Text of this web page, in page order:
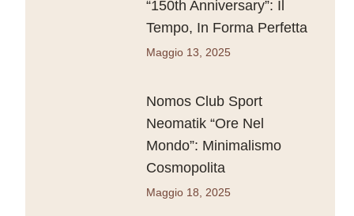
“150th Anniversary”: Il
Tempo, In Forma Perfetta
Maggio 13, 2025
Nomos Club Sport
Neomatik “Ore Nel
Mondo”: Minimalismo
Cosmopolita
Maggio 18, 2025